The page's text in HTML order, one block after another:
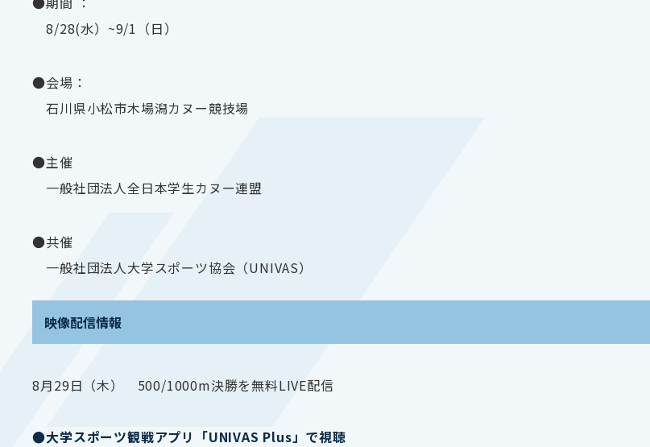
8/28(水）~9/1（日）
●会場：
石川県小松市木場潟カヌー競技場
●主催
一般社団法人全日本学生カヌー連盟
●共催
一般社団法人大学スポーツ協会（UNIVAS）
映像配信情報
8月29日（木） 500/1000m決勝を無料LIVE配信
●大学スポーツ観戦アプリ「UNIVAS Plus」で視聴